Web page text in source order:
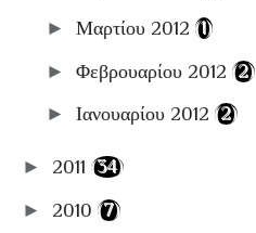
► Μαρτίου 2012 (1)
► Φεβρουαρίου 2012 (2)
► Ιανουαρίου 2012 (2)
► 2011 (34)
► 2010 (7)